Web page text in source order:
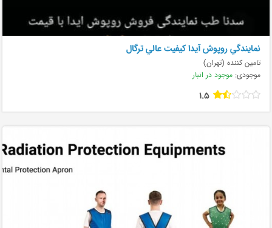
نمايندگي روپوش آيدا كيفيت عالي ترگال
تامین کننده (تهران)
موجودی: موجود در انبار
1.5